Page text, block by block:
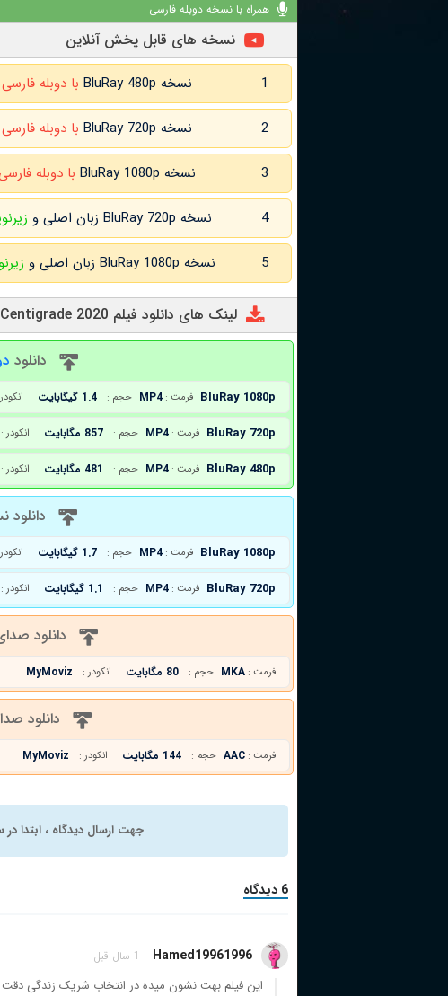
همراه با نسخه دوبله فارسی
نسخه های قابل پخش آنلاین
1 نسخه BluRay 480p با دوبله فارسی
2 نسخه BluRay 720p با دوبله فارسی
3 نسخه BluRay 1080p با دوبله
4 نسخه BluRay 720p زبان اصلی و
5 نسخه BluRay 1080p زبان اصلی و
لینک های دانلود فیلم Centigrade 2020
دانلود
BluRay 1080p فرمت : MP4 حجم : 1.4 گیگابایت
BluRay 720p فرمت : MP4 حجم : 857 مگابایت انکودر :
BluRay 480p فرمت : MP4 حجم : 481 مگابایت انکودر :
BluRay 1080p فرمت : MP4 حجم : 1.7 گیگابایت
BluRay 720p فرمت : MP4 حجم : 1.1 گیگابایت انکودر :
دانلود
فرمت : MKA حجم : 80 مگابایت انکودر : MyMoviz
دانلود
فرمت : AAC حجم : 144 مگابایت انکودر : MyMoviz
جهت ارسال دیدگاه ، ابتدا
6 دیدگاه
Hamed19961996 1 سال قبل
این فیلم بهت نشون میده در انتخاب شریک زندگی